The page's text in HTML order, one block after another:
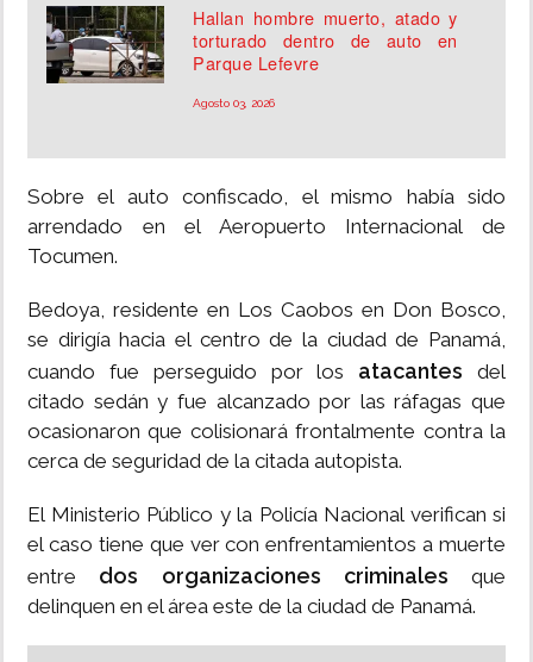
Hallan hombre muerto, atado y
torturado dentro de auto en
Parque Lefevre
Agosto 03, 2026
Sobre el auto confiscado, el mismo había sido
arrendado en el Aeropuerto Internacional de
Tocumen.
Bedoya, residente en Los Caobos en Don Bosco,
se dirigía hacia el centro de la ciudad de Panamá,
cuando fue perseguido por los atacantes del
citado sedán y fue alcanzado por las ráfagas que
ocasionaron que colisionará frontalmente contra la
cerca de seguridad de la citada autopista.
El Ministerio Público y la Policía Nacional verifican si
el caso tiene que ver con enfrentamientos a muerte
entre dos organizaciones criminales que
delinquen en el área este de la ciudad de Panamá.